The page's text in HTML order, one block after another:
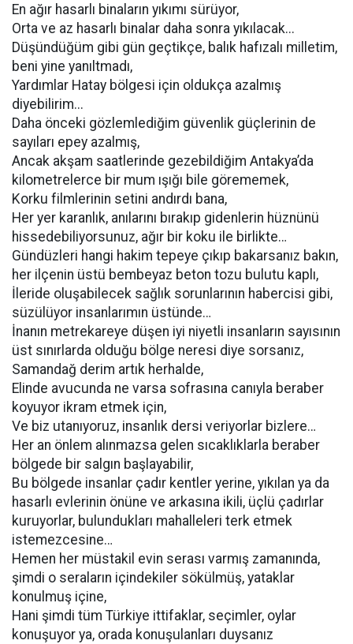
En ağır hasarlı binaların yıkımı sürüyor,
Orta ve az hasarlı binalar daha sonra yıkılacak...
Düşündüğüm gibi gün geçtikçe, balık hafızalı milletim,
beni yine yanıltmadı,
Yardımlar Hatay bölgesi için oldukça azalmış
diyebilirim...
Daha önceki gözlemlediğim güvenlik güçlerinin de
sayıları epey azalmış,
Ancak akşam saatlerinde gezebildiğim Antakya’da
kilometrelerce bir mum ışığı bile görememek,
Korku filmlerinin setini andırdı bana,
Her yer karanlık, anılarını bırakıp gidenlerin hüznünü
hissedebiliyorsunuz, ağır bir koku ile birlikte…
Gündüzleri hangi hakim tepeye çıkıp bakarsanız bakın,
her ilçenin üstü bembeyaz beton tozu bulutu kaplı,
İleride oluşabilecek sağlık sorunlarının habercisi gibi,
süzülüyor insanlarımın üstünde…
İnanın metrekareye düşen iyi niyetli insanların sayısının
üst sınırlarda olduğu bölge neresi diye sorsanız,
Samandağ derim artık herhalde,
Elinde avucunda ne varsa sofrasına canıyla beraber
koyuyor ikram etmek için,
Ve biz utanıyoruz, insanlık dersi veriyorlar bizlere…
Her an önlem alınmazsa gelen sıcaklıklarla beraber
bölgede bir salgın başlayabilir,
Bu bölgede insanlar çadır kentler yerine, yıkılan ya da
hasarlı evlerinin önüne ve arkasına ikili, üçlü çadırlar
kuruyorlar, bulundukları mahalleleri terk etmek
istemezcesine…
Hemen her müstakil evin serası varmış zamanında,
şimdi o seraların içindekiler sökülmüş, yataklar
konulmuş içine,
Hani şimdi tüm Türkiye ittifaklar, seçimler, oylar
konuşuyor ya, orada konuşulanları duysanız